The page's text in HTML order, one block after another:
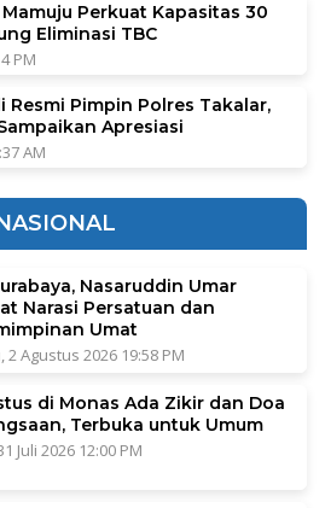
Perkuat Kapasitas 30
Eliminasi TBC
PM
Resmi Pimpin Polres Takalar,
Apresiasi
AM
Nasaruddin Umar
Narasi Persatuan dan
Umat
2 Agustus 2026 19:58 PM
di Monas Ada Zikir dan Doa
Terbuka untuk Umum
Juli 2026 12:00 PM